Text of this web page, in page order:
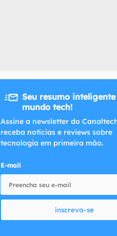
Seu resumo
mundo tech!
Assine a newsletter do
receba notícias e reviews sobre
tecnologia em primeira mão.
E-mail
inscreva-se